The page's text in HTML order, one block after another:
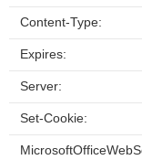
Content-Type:
Expires:
Server:
Set-Cookie: